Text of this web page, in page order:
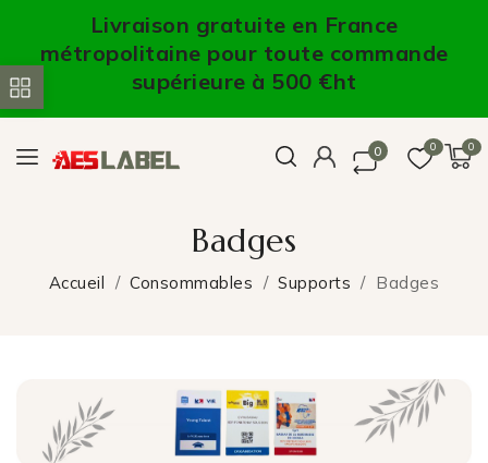
Livraison gratuite en France
métropolitaine pour toute commande
supérieure à 500 €ht
0
0
0
Badges
Accueil Consommables Supports Badges